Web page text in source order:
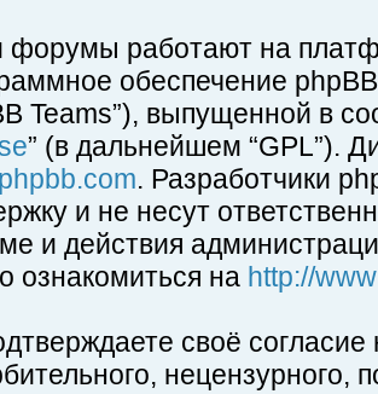
работают на
обеспечение
Teams”), выпущенной в
” (в дальнейшем “GPL”).
. Разработчики
и не несут
и действия
ознакомиться на http://
своё
нецензурного,